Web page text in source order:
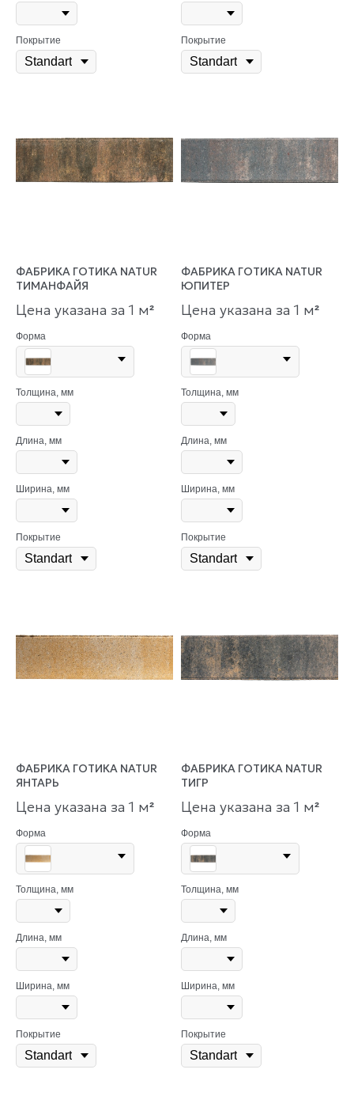
Покрытие Покрытие
ФАБРИКА ГОТИКА NATUR
ТИМАНФАЙЯ
Цена указана за 1 м²
Форма
Толщина, мм
Длина, мм
Ширина, мм
Покрытие
ФАБРИКА ГОТИКА NATUR
ЮПИТЕР
Цена указана за 1 м²
Форма
Толщина, мм
Длина, мм
Ширина, мм
Покрытие
ФАБРИКА ГОТИКА NATUR
ЯНТАРЬ
Цена указана за 1 м²
Форма
Толщина, мм
Длина, мм
Ширина, мм
Покрытие
ФАБРИКА ГОТИКА NATUR
ТИГР
Цена указана за 1 м²
Форма
Толщина, мм
Длина, мм
Ширина, мм
Покрытие